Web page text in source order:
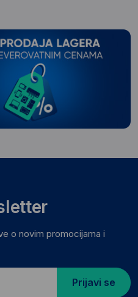
o novim promocijama i
Prijavi se